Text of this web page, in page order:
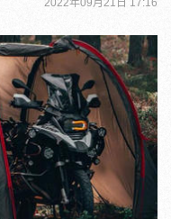
2022年09月21日 17:16